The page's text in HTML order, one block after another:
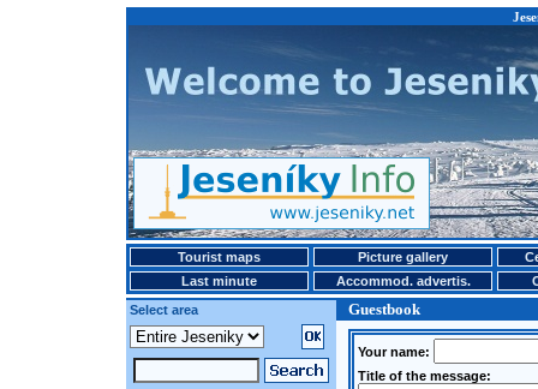
Tourist maps Picture gallery
Last minute
Accommod. advertis.
Select area
Guestbook
Your name:
Title of the message: